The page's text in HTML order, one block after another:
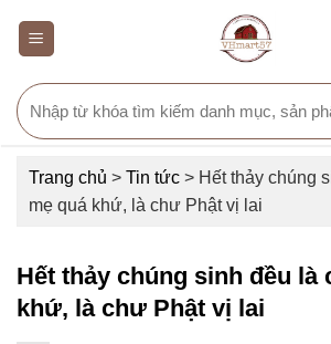
Search
for:
Trang chủ > Tin tức > Hết thảy chúng
mẹ quá khứ, là chư Phật vị lai
Hết thảy chúng sinh đều là
khứ, là chư Phật vị lai